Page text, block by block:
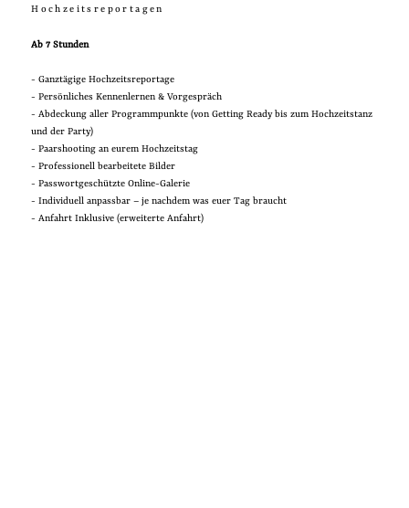
Hochzeitsreportagen
Ab 7 Stunden
- Ganztägige Hochzeitsreportage
- Persönliches Kennenlernen & Vorgespräch
- Abdeckung aller Programmpunkte (von Getting Ready bis zum Hochzeitstanz
und der Party)
- Paarshooting an eurem Hochzeitstag
- Professionell bearbeitete Bilder
- Passwortgeschützte Online-Galerie
- Individuell anpassbar – je nachdem was euer Tag braucht
- Anfahrt Inklusive (erweiterte Anfahrt)